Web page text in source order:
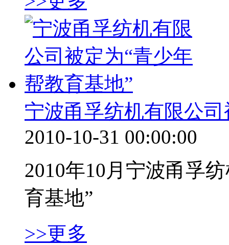
宁波甬孚纺机有限公
2010-10-31 00:00:00
2010年10月宁波甬孚
育基地”
>>更多